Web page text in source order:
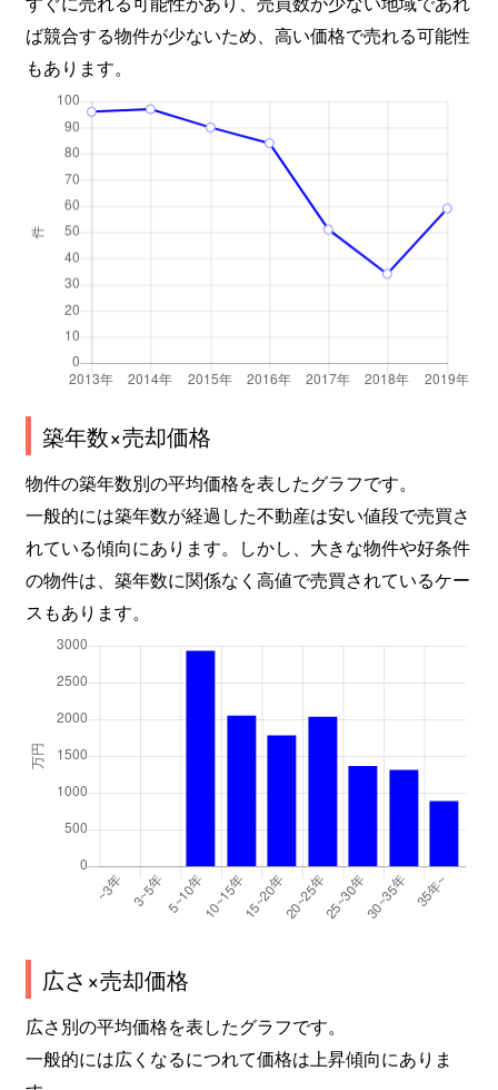
ば競合する物件が少ないため、高い価格で売れる可能性
もあります。
築年数×売却価格
物件の築年数別の平均価格を表したグラフです。
一般的には築年数が経過した不動産は安い値段で売買さ
れている傾向にあります。しかし、大きな物件や好条件
の物件は、築年数に関係なく高値で売買されているケー
スもあります。
広さ×売却価格
広さ別の平均価格を表したグラフです。
一般的には広くなるにつれて価格は上昇傾向にありま